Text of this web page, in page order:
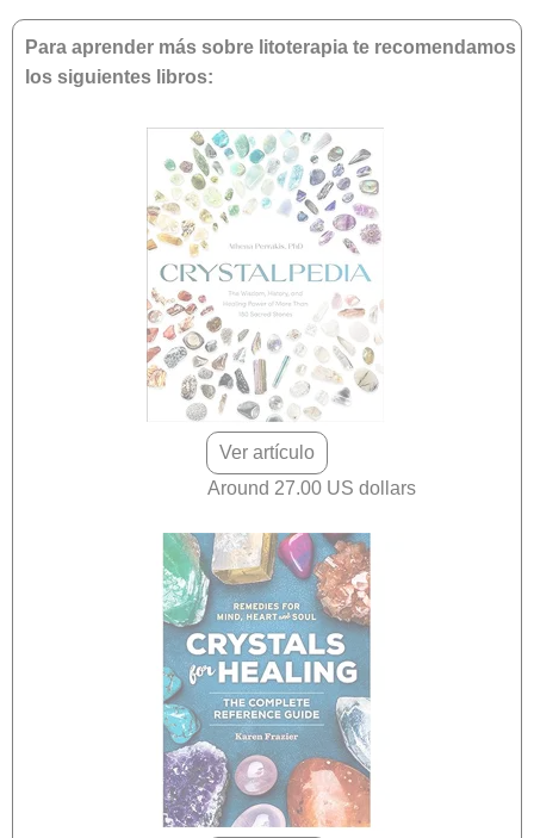
Para aprender más sobre litoterapia te recomendamos
los siguientes libros:
Ver artículo
Around 27.00 US dollars